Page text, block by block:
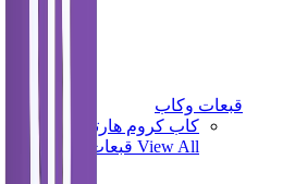
قبعات وكاب
كاب كروم هارتس
View All قبعات وكاب